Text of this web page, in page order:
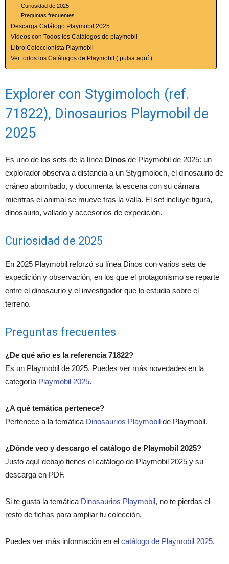
Curiosidad de 2025
Preguntas frecuentes
Descarga Catálogo Playmobil 2025
Videos con Todos los Catálogos de playmobil
Libro Coleccionista Playmobil
Ver todos los Catálogos de Playmobil ( pulsa aquí )
Explorer con Stygimoloch (ref.
71822), Dinosaurios Playmobil de
2025
Es uno de los sets de la línea Dinos de Playmobil de 2025: un
explorador observa a distancia a un Stygimoloch, el dinosaurio de
cráneo abombado, y documenta la escena con su cámara
mientras el animal se mueve tras la valla. El set incluye figura,
dinosaurio, vallado y accesorios de expedición.
Curiosidad de 2025
En 2025 Playmobil reforzó su línea Dinos con varios sets de
expedición y observación, en los que el protagonismo se reparte
entre el dinosaurio y el investigador que lo estudia sobre el
terreno.
Preguntas frecuentes
¿De qué año es la referencia 71822?
Es un Playmobil de 2025. Puedes ver más novedades en la
categoría Playmobil 2025.
¿A qué temática pertenece?
Pertenece a la temática Dinosaurios Playmobil de Playmobil.
¿Dónde veo y descargo el catálogo de Playmobil 2025?
Justo aquí debajo tienes el catálogo de Playmobil 2025 y su
descarga en PDF.
Si te gusta la temática Dinosaurios Playmobil, no te pierdas el
resto de fichas para ampliar tu colección.
Puedes ver más información en el catálogo de Playmobil 2025.